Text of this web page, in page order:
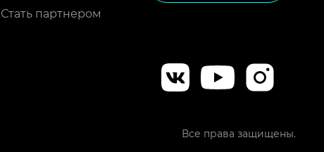
Стать партнером
Все права защищены.